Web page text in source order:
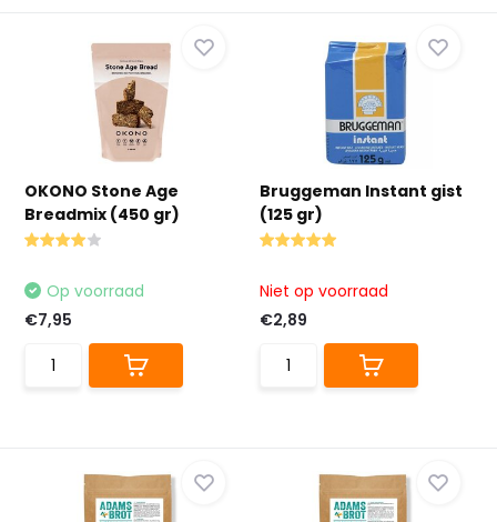
OKONO Stone Age
Breadmix (450 gr)
Op voorraad
€7,95
Bruggeman Instant gist
(125 gr)
Niet op voorraad
€2,89